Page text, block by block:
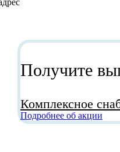
Получите
Комплексное
Подробнее об акции